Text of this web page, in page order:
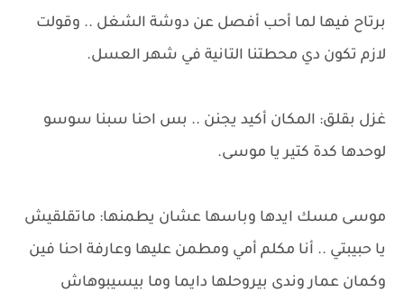
برتاح فيها لما أحب أفصل عن دوشة الشغل .. وقولت
لازم تكون دي محطتنا التانية في شهر العسل.
غزل بقلق: المكان أكيد يجنن .. بس احنا سبنا سوسو
لوحدها كدة كتير يا موسى.
موسى مسك ايدها وباسها عشان يطمنها: ماتقلقيش
يا حبيبتي .. أنا مكلم أمي ومطمن عليها وعارفة احنا فين
وكمان عمار وندى بيروحلها دايما وما بيسيبوهاش